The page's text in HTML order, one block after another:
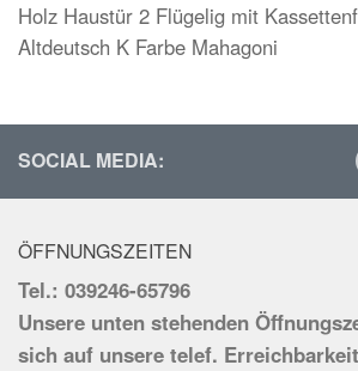
Holz Haustür 2 Flügelig mit
Altdeutsch K Farbe Mahagoni
SOCIAL MEDIA:
ÖFFNUNGSZEITEN
Tel.: 039246-65796
Unsere unten stehenden
sich auf unsere telef.